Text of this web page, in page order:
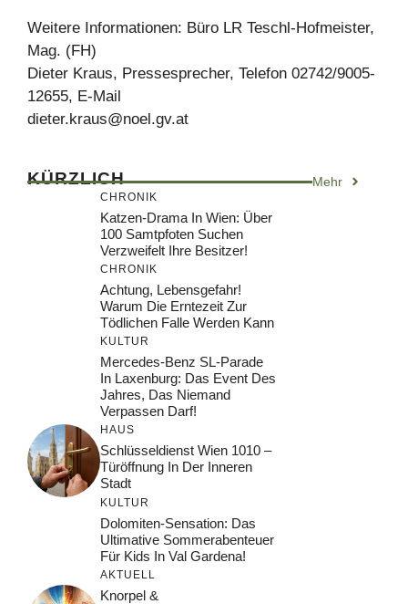
Weitere Informationen: Büro LR Teschl-Hofmeister,
Mag. (FH)
Dieter Kraus, Pressesprecher, Telefon 02742/9005-
12655, E-Mail
dieter.kraus@noel.gv.at
KÜRZLICH Mehr
CHRONIK
Katzen-Drama In Wien: Über
100 Samtpfoten Suchen
Verzweifelt Ihre Besitzer!
CHRONIK
Achtung, Lebensgefahr!
Warum Die Erntezeit Zur
Tödlichen Falle Werden Kann
KULTUR
Mercedes-Benz SL-Parade
In Laxenburg: Das Event Des
Jahres, Das Niemand
Verpassen Darf!
HAUS
Schlüsseldienst Wien 1010 –
Türöffnung In Der Inneren
Stadt
KULTUR
Dolomiten-Sensation: Das
Ultimative Sommerabenteuer
Für Kids In Val Gardena!
AKTUELL
Knorpel &